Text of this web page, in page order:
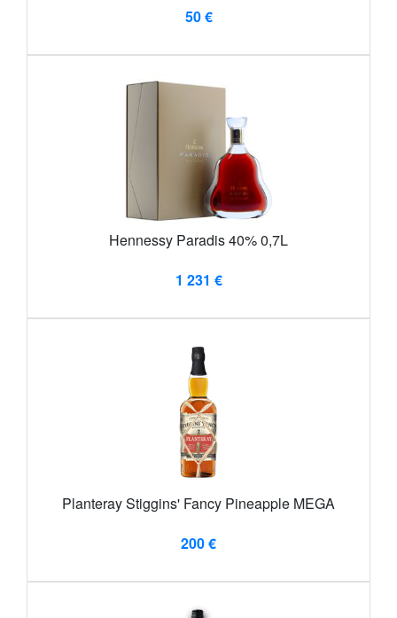
50 €
Hennessy Paradis 40% 0,7L
1 231 €
Planteray Stiggins' Fancy Pineapple MEGA
200 €